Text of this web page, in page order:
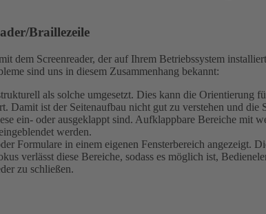
Braillezeile
dem Screenreader, der auf Ihrem Betriebssystem
sind uns in diesem Zusammenhang bekannt:
als solche umgesetzt. Dies kann die Orientierung
Damit ist der Seitenaufbau nicht gut zu verstehen und
ein- oder ausgeklappt sind. Aufklappbare Bereiche mit
werden.
Formulare in einem eigenen Fensterbereich angezeigt.
verlässt diese Bereiche, sodass es möglich ist,
zu schließen.